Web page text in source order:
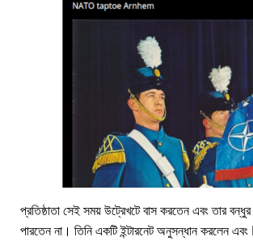
প্রতিষ্ঠাতা সেই সময় উট্রেখটে বাস করতেন এবং তার
পারতেন না। তিনি একটি ইন্টারনেট অনুসন্ধান করলেন এবং